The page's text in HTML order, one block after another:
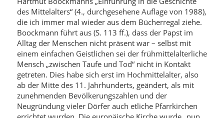
des Mittelalters“ (4., durchgesehene Auflage von 1988),
die ich immer mal wieder aus dem Bücherregal ziehe.
Boockmann führt aus (S. 113 ff.), dass der Papst im
Alltag der Menschen nicht präsent war – selbst mit
einem einfachen Geistlichen sei der frühmittelalterliche
Mensch „zwischen Taufe und Tod“ nicht in Kontakt
getreten. Dies habe sich erst im Hochmittelalter, also
ab der Mitte des 11. Jahrhunderts, geändert, als mit
zunehmenden Bevölkerungszahlen und der
Neugründung vieler Dörfer auch etliche Pfarrkirchen